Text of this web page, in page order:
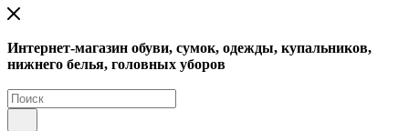
Интернет-магазин обуви, сумок, одежды, купальников,
нижнего белья, головных уборов